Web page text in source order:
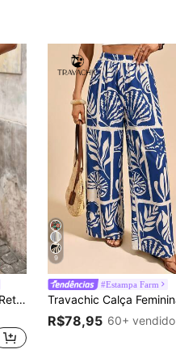
Praia de Verão
9
#Estampa Farm
R$78,95 60+ vendido